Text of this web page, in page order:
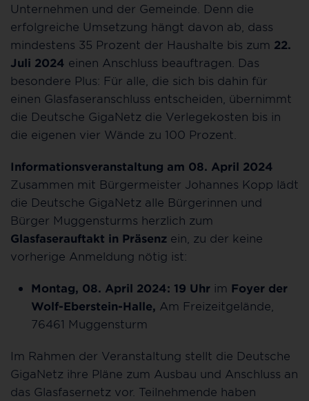
Unternehmen und der Gemeinde. Denn die
erfolgreiche Umsetzung hängt davon ab, dass
mindestens 35 Prozent der Haushalte bis zum 22.
Juli 2024 einen Anschluss beauftragen. Das
besondere Plus: Für alle, die sich bis dahin für
einen Glasfaseranschluss entscheiden, übernimmt
die Deutsche GigaNetz die Verlegekosten bis in
die eigenen vier Wände zu 100 Prozent.
Informationsveranstaltung am 08. April 2024
Zusammen mit Bürgermeister Johannes Kopp lädt
die Deutsche GigaNetz alle Bürgerinnen und
Bürger Muggensturms herzlich zum
Glasfaserauftakt in Präsenz ein, zu der keine
vorherige Anmeldung nötig ist:
Montag, 08. April 2024: 19 Uhr im Foyer der
Wolf-Eberstein-Halle, Am Freizeitgelände,
76461 Muggensturm
Im Rahmen der Veranstaltung stellt die Deutsche
GigaNetz ihre Pläne zum Ausbau und Anschluss an
das Glasfasernetz vor. Teilnehmende haben